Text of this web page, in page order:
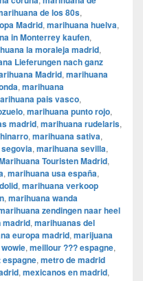
de los 80s,
Madrid, marihuana huelva,
in Monterrey kaufen,
la moraleja madrid,
Lieferungen nach ganz
Madrid, marihuana
, marihuana
pais vasco,
, marihuana punto rojo,
madrid, marihuana rudelaris,
, marihuana sativa,
, marihuana sevilla,
Touristen Madrid,
, marihuana usa españa,
, marihuana verkoop
, marihuana wanda
zendingen naar heel
madrid, marihuanas del
europa madrid, marijuana
, meillour ??? espagne,
, metro de madrid
, mexicanos en madrid,